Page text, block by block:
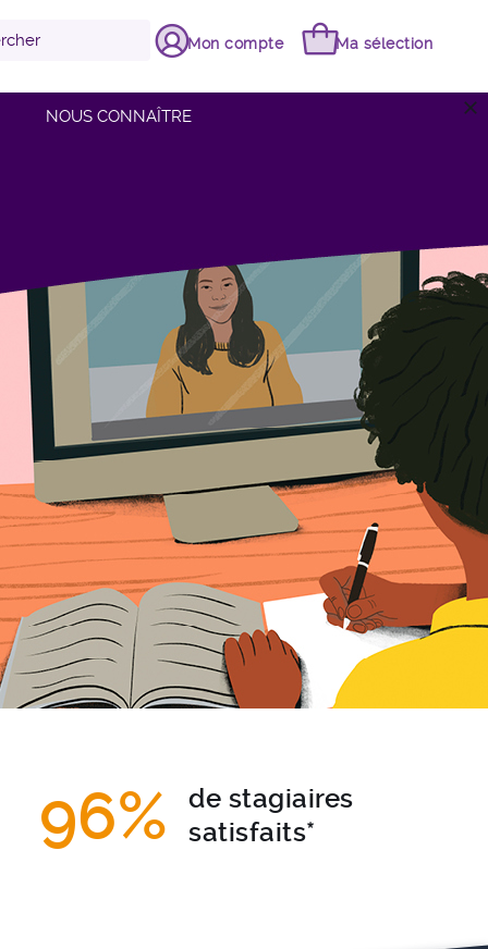
Mon compte Ma sélection
close
NOUS CONNAÎTRE
96%
de stagiaires
satisfaits*